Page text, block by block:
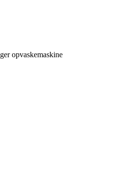
opvaskemaskine